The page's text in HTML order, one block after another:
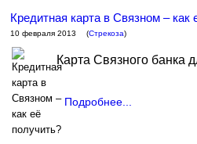
Кредитная карта в Связном – как
10 февраля 2013 (Стрекоза)
Карта Связного банка
Подробнее...